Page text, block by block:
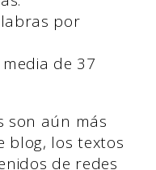
por
de 37
son aún más
blog, los textos
de redes